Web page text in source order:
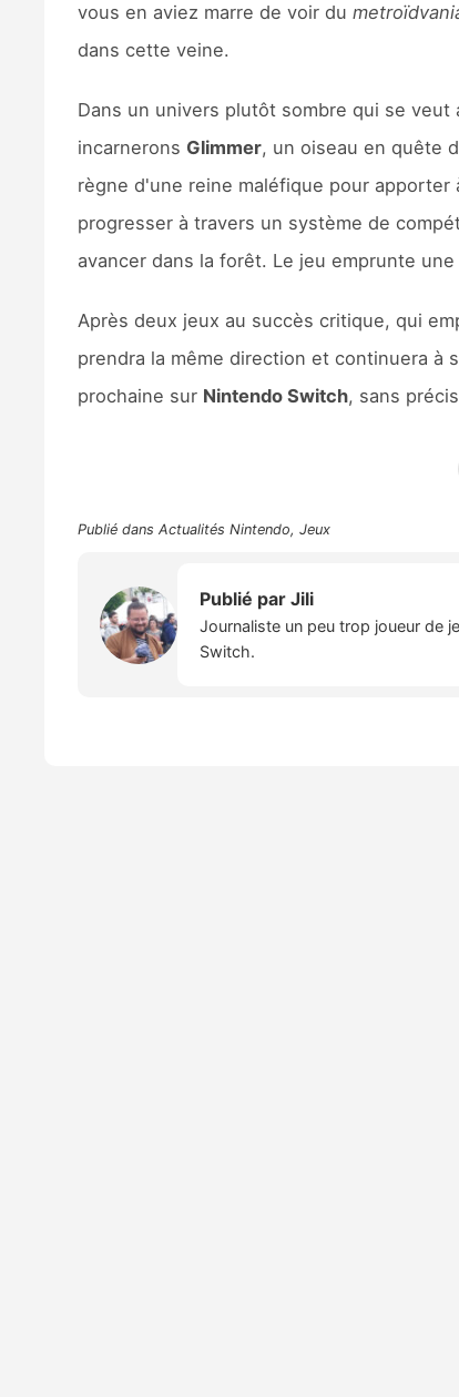
vous en aviez marre de voir du
dans cette veine.
Dans un univers plutôt sombre qui se veut
incarnerons Glimmer, un oiseau en quête
règne d'une reine maléfique pour
progresser à travers un système de
avancer dans la forêt. Le jeu emprunte
Après deux jeux au succès critique, qui
prendra la même direction et continuera à
prochaine sur Nintendo Switch, sans
Publié dans Actualités Nintendo, Jeux
Publié par Jili
Journaliste un peu trop joueur de
Switch.